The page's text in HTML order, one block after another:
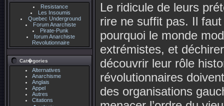
Resistance
Les Insoumis
Quebec Underground
Forum Anarchiste
Pirate-Punk
forum Anarchiste
Revolutionnaire
Cat�gories
Alternatives
Anarchisme
Anglais
Appel
Autres
Citations
Le ridicule de leurs
rire ne suffit pas. Il
pourquoi le monde
extrémistes, et
découvrir leur rôle
révolutionnaires
des organisations